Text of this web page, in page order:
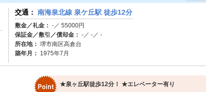
交通： 南海泉北線 泉ケ丘駅 徒歩12分
敷金／礼金： -／ 55000円
保証金／敷引／償却金： -／ -／ -
所在地： 堺市南区高倉台
築年月： 1975年7月
★泉ヶ丘駅徒歩12分！ ★エレベーター有り